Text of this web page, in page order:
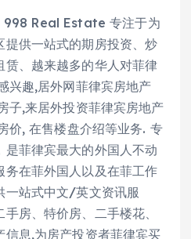
998 Real Estate 专注于为
提供一站式的期房投资、炒
赁、越来越多的华人对菲律
兴趣,居外网菲律宾房地产
子,来居外投资菲律宾房地产
价, 在售楼盘介绍等业务. 专
菲律宾最大的外国人不动
务在菲外国人以及在菲工作
一站式中文/英文资讯服
房、特价房、二手楼花、
息,为房产投资者菲律宾买